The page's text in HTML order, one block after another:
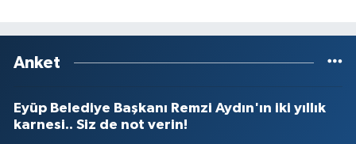
Anket
Eyüp Belediye Başkanı Remzi Aydın'ın iki yıllık
karnesi.. Siz de not verin!